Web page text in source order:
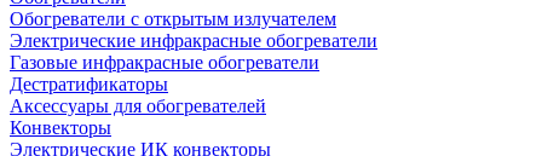
Обогреватели с открытым излучателем
Электрические инфракрасные обогреватели
Газовые инфракрасные обогреватели
Дестратификаторы
Аксессуары для обогревателей
Конвекторы
Электрические ИК конвекторы